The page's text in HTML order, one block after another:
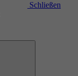
Schließen